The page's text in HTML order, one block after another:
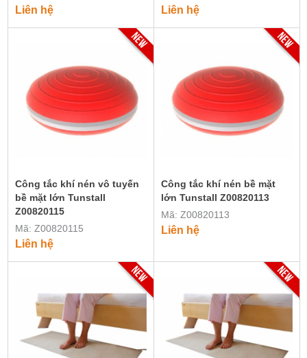
Liên hệ Liên hệ
Công tắc khí nén vô tuyến
bề mặt lớn Tunstall
Z00820115
Mã: Z00820115
Liên hệ
Công tắc khí nén bề mặt
lớn Tunstall Z00820113
Mã: Z00820113
Liên hệ